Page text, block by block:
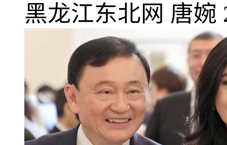
黑龙江东北网 唐婉